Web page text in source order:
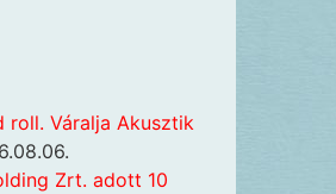
roll. Váralja Akusztik
Zrt. adott 10